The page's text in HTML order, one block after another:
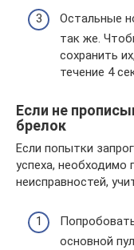
Остальные
так же.
сохранить
течение 4
Если не
брелок
Если попытки
успеха, необходимо
неисправностей,
основной